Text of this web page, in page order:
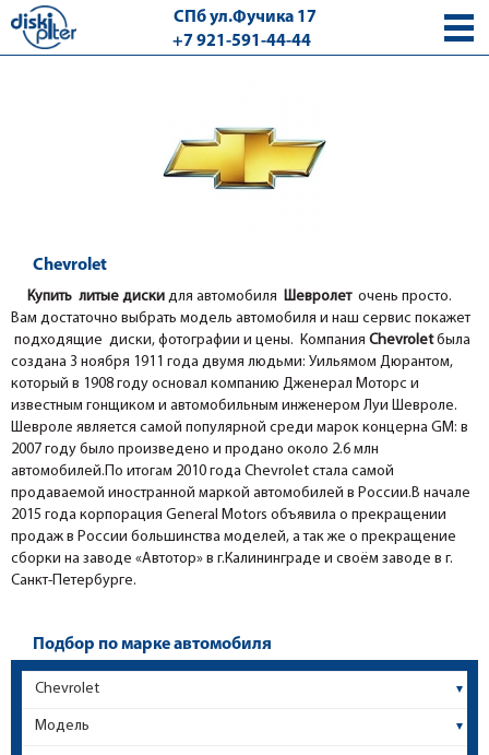
СПб ул.Фучика 17
+7 921-591-44-44
Chevrolet
Купить литые диски для автомобиля Шевролет очень просто.
Вам достаточно выбрать модель автомобиля и наш сервис покажет
подходящие диски, фотографии и цены. Компания Chevroletбыла
создана 3 ноября 1911 года двумя людьми: Уильямом Дюрантом,
который в 1908 году основал компанию Дженерал Моторс и
известным гонщиком и автомобильным инженером Луи Шевроле.
Шевроле является самой популярной среди марок концерна GM: в
2007 году было произведено и продано около 2.6 млн
автомобилей.По итогам 2010 года Chevrolet стала самой
продаваемой иностранной маркой автомобилей в России.В начале
2015 года корпорация General Motors объявила о прекращении
продаж в России большинства моделей, а так же о прекращение
сборки на заводе «Автотор» в г.Калининграде и своём заводе в г.
Санкт-Петербурге.
Подбор по марке автомобиля